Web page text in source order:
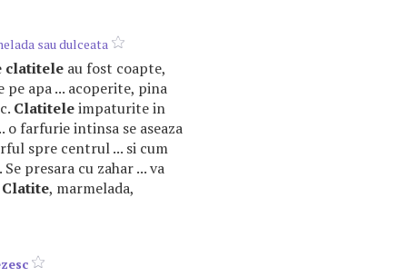
sau dulceata
clatitele au fost coapte,
pe apa ... acoperite, pina
Clatiteleimpaturite in
o farfurie intinsa se aseaza
spre centrul ... si cum
presara cu zahar ... va
Clatite, marmelada,